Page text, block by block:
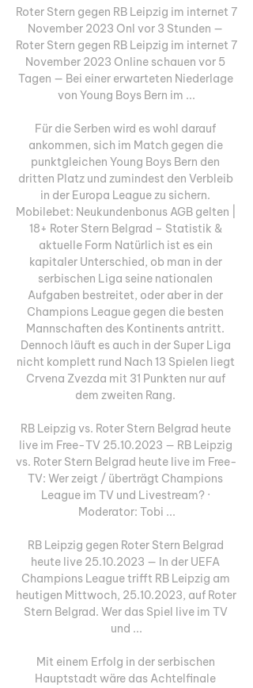
Roter Stern gegen RB Leipzig im internet 7
November 2023 Onl vor 3 Stunden —
Roter Stern gegen RB Leipzig im internet 7
November 2023 Online schauen vor 5
Tagen — Bei einer erwarteten Niederlage
von Young Boys Bern im ...
Für die Serben wird es wohl darauf
ankommen, sich im Match gegen die
punktgleichen Young Boys Bern den
dritten Platz und zumindest den Verbleib
in der Europa League zu sichern.
Mobilebet: Neukundenbonus AGB gelten |
18+ Roter Stern Belgrad – Statistik &
aktuelle Form Natürlich ist es ein
kapitaler Unterschied, ob man in der
serbischen Liga seine nationalen
Aufgaben bestreitet, oder aber in der
Champions League gegen die besten
Mannschaften des Kontinents antritt.
Dennoch läuft es auch in der Super Liga
nicht komplett rund Nach 13 Spielen liegt
Crvena Zvezda mit 31 Punkten nur auf
dem zweiten Rang.
RB Leipzig vs. Roter Stern Belgrad heute
live im Free-TV 25.10.2023 — RB Leipzig
vs. Roter Stern Belgrad heute live im Free-
TV: Wer zeigt / überträgt Champions
League im TV und Livestream? ·
Moderator: Tobi ...
RB Leipzig gegen Roter Stern Belgrad
heute live 25.10.2023 — In der UEFA
Champions League trifft RB Leipzig am
heutigen Mittwoch, 25.10.2023, auf Roter
Stern Belgrad. Wer das Spiel live im TV
und ...
Mit einem Erfolg in der serbischen
Hauptstadt wäre das Achtelfinale